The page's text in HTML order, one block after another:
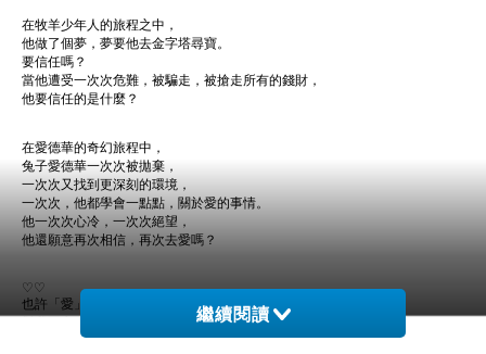
在牧羊少年人的旅程之中，
他做了個夢，夢要他去金字塔尋寶。
要信任嗎？
當他遭受一次次危難，被騙走，被搶走所有的錢財，
他要信任的是什麼？
在愛德華的奇幻旅程中，
兔子愛德華一次次被拋棄，
一次次又找到更深刻的環境，
一次次，他都學會一點點，關於愛的事情。
他一次次心冷，一次次絕望，
他還願意再次相信，再次去愛嗎？
♡♡
也許「愛」這個字，是我們期盼最多也誤解最多的字眼。
對我而言，能陪伴我們度過那些無數次的心碎、失望、憤怒、絕望......
的，就是愛。
繼續閱讀